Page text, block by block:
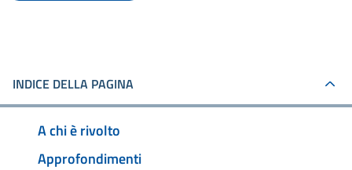
INDICE DELLA PAGINA
A chi è rivolto
Approfondimenti